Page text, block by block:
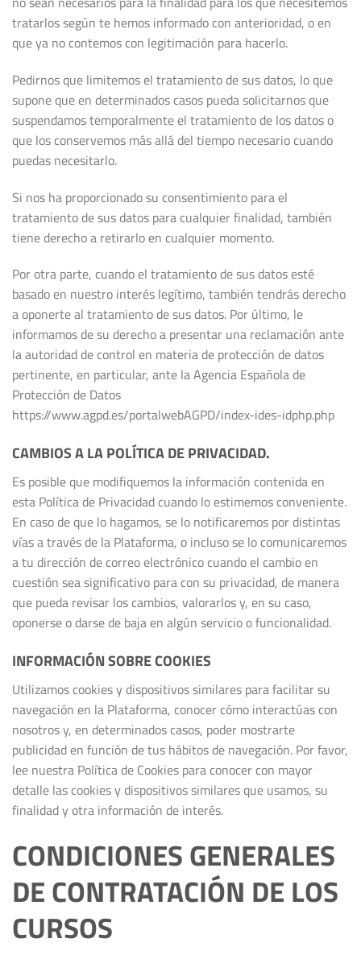
tratarlos según te hemos informado con anterioridad, o en
que ya no contemos con legitimación para hacerlo.
Pedirnos que limitemos el tratamiento de sus datos, lo que
supone que en determinados casos pueda solicitarnos que
suspendamos temporalmente el tratamiento de los datos o
que los conservemos más allá del tiempo necesario cuando
puedas necesitarlo.
Si nos ha proporcionado su consentimiento para el
tratamiento de sus datos para cualquier finalidad, también
tiene derecho a retirarlo en cualquier momento.
Por otra parte, cuando el tratamiento de sus datos esté
basado en nuestro interés legítimo, también tendrás derecho
a oponerte al tratamiento de sus datos. Por último, le
informamos de su derecho a presentar una reclamación ante
la autoridad de control en materia de protección de datos
pertinente, en particular, ante la Agencia Española de
Protección de Datos
https://www.agpd.es/portalwebAGPD/index-ides-idphp.php
CAMBIOS A LA POLÍTICA DE PRIVACIDAD.
Es posible que modifiquemos la información contenida en
esta Política de Privacidad cuando lo estimemos conveniente.
En caso de que lo hagamos, se lo notificaremos por distintas
vías a través de la Plataforma, o incluso se lo comunicaremos
a tu dirección de correo electrónico cuando el cambio en
cuestión sea significativo para con su privacidad, de manera
que pueda revisar los cambios, valorarlos y, en su caso,
oponerse o darse de baja en algún servicio o funcionalidad.
INFORMACIÓN SOBRE COOKIES
Utilizamos cookies y dispositivos similares para facilitar su
navegación en la Plataforma, conocer cómo interactúas con
nosotros y, en determinados casos, poder mostrarte
publicidad en función de tus hábitos de navegación. Por favor,
lee nuestra Política de Cookies para conocer con mayor
detalle las cookies y dispositivos similares que usamos, su
finalidad y otra información de interés.
CONDICIONES GENERALES
DE CONTRATACIÓN DE LOS
CURSOS